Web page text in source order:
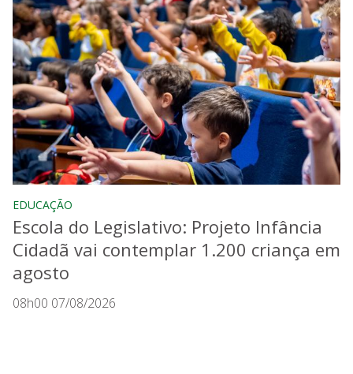
EDUCAÇÃO
Escola do Legislativo: Projeto Infância
Cidadã vai contemplar 1.200 criança em
agosto
08h00 07/08/2026